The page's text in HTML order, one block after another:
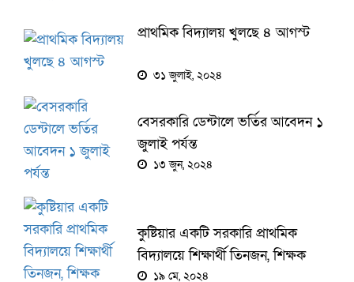
প্রাথমিক বিদ্যালয় খুলছে ৪ আগস্ট
৩১ জুলাই, ২০২৪
বেসরকারি ডেন্টালে ভর্তির আবেদন ১
জুলাই পর্যন্ত
১৩ জুন, ২০২৪
কুষ্টিয়ার একটি সরকারি প্রাথমিক
বিদ্যালয়ে শিক্ষার্থী তিনজন, শিক্ষক
চারজন১৯ মে, ২০২৪